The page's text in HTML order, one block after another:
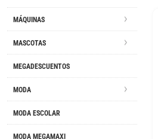
MÁQUINAS
MASCOTAS
MEGADESCUENTOS
MODA
MODA ESCOLAR
MODA MEGAMAXI